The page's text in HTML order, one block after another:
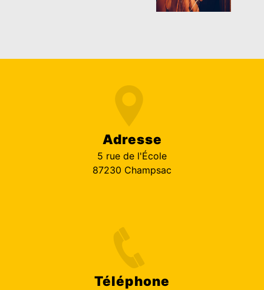
Adresse
5 rue de l'École
87230 Champsac
Téléphone